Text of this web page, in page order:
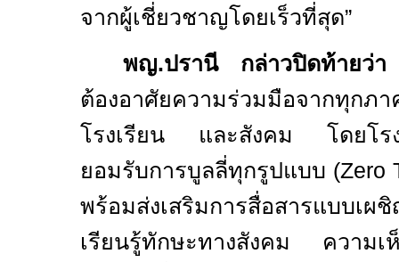
จากผู้เชี่ยวชาญโดยเร็วที่สุด”
พญ.ปรานี กล่าวปิดท้ายว่า
ต้องอาศัยความร่วมมือจากทุ
โรงเรียน และสังคม โดยโรง
ยอมรับการบูลลี่ทุกรูปแบบ (Zero
พร้อมส่งเสริมการสื่อสารแบบเ
เรียนรู้ทักษะทางสังคม ความ